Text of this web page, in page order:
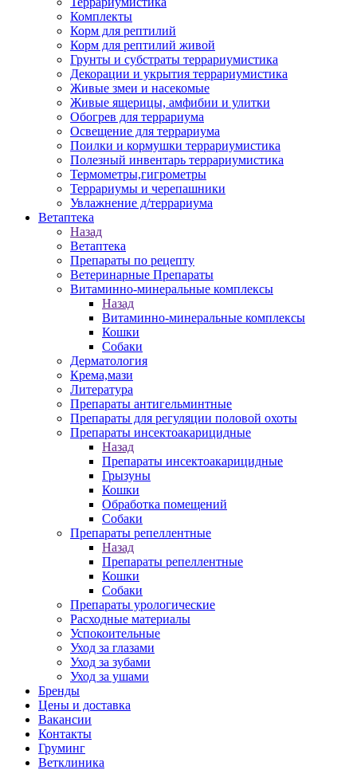
Комплекты
Корм для рептилий
Корм для рептилий живой
Грунты и субстраты террариумистика
Декорации и укрытия террариумистика
Живые змеи и насекомые
Живые ящерицы, амфибии и улитки
Обогрев для террариума
Освещение для террариума
Поилки и кормушки террариумистика
Полезный инвентарь террариумистика
Термометры,гигрометры
Террариумы и черепашники
Увлажнение д/террариума
Ветаптека
Назад
Ветаптека
Препараты по рецепту
Ветеринарные Препараты
Витаминно-минеральные комплексы
Назад
Витаминно-минеральные комплексы
Кошки
Собаки
Дерматология
Крема,мази
Литература
Препараты антигельминтные
Препараты для регуляции половой охоты
Препараты инсектоакарицидные
Назад
Препараты инсектоакарицидные
Грызуны
Кошки
Обработка помещений
Собаки
Препараты репеллентные
Назад
Препараты репеллентные
Кошки
Собаки
Препараты урологические
Расходные материалы
Успокоительные
Уход за глазами
Уход за зубами
Уход за ушами
Бренды
Цены и доставка
Вакансии
Контакты
Груминг
Ветклиника